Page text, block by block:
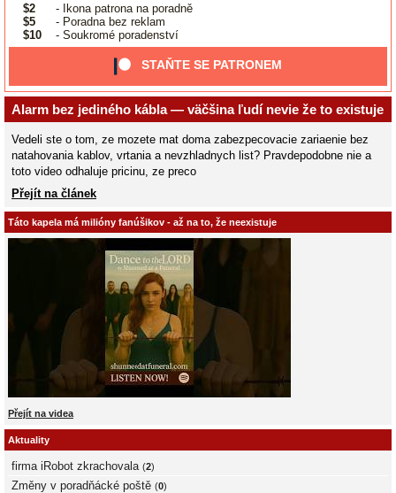
$2
- Ikona patrona na poradně
$5
- Poradna bez reklam
$10
- Soukromé poradenství
STAŇTE SE PATRONEM
Alarm bez jediného kábla — väčšina ľudí nevie že to existuje
Vedeli ste o tom, ze mozete mat doma zabezpecovacie zariaenie bez
natahovania kablov, vrtania a nevzhladnych list? Pravdepodobne nie a
toto video odhaluje pricinu, ze preco
Přejít na článek
Táto kapela má milióny fanúšikov - až na to, že neexistuje
Přejít na videa
Aktuality
firma iRobot zkrachovala (2)
Změny v poradňácké poště (0)